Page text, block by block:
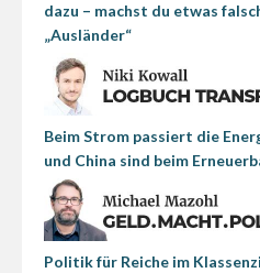
dazu – machst du etwas
„Ausländer“
Beim Strom passiert die
und China sind beim
Politik für Reiche im